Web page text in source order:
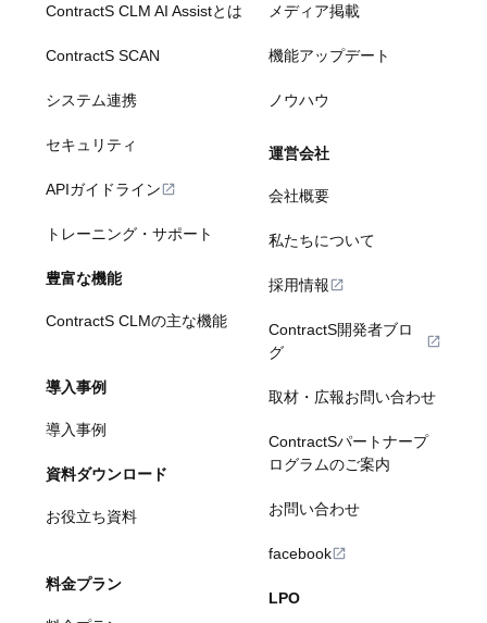
ContractS CLM AI Assistとは
ContractS SCAN
システム連携
セキュリティ
APIガイドライン
トレーニング・サポート
豊富な機能
ContractS CLMの主な機能
導入事例
導入事例
資料ダウンロード
お役立ち資料
料金プラン
メディア掲載
機能アップデート
ノウハウ
運営会社
会社概要
私たちについて
採用情報
ContractS開発者ブロ
グ
取材・広報お問い合わせ
ContractSパートナープ
ログラムのご案内
お問い合わせ
facebook
LPO